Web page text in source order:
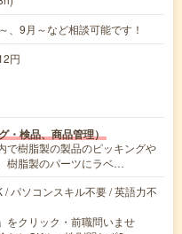
、9月～など相談可能です！
円
・検品、商品管理）
で樹脂製の製品のピッキングや
樹脂製のパーツにラベ…
パソコンスキル不要 / 英語力不
をクリック・前職問いませ